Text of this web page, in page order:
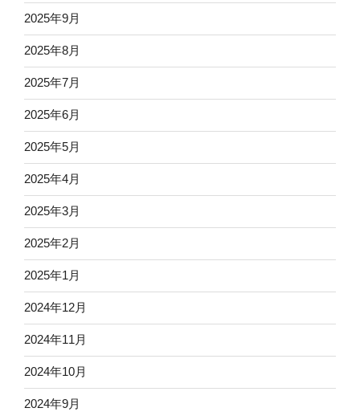
2025年9月
2025年8月
2025年7月
2025年6月
2025年5月
2025年4月
2025年3月
2025年2月
2025年1月
2024年12月
2024年11月
2024年10月
2024年9月